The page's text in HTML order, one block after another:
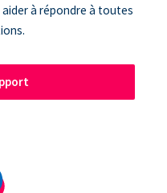
à répondre à toutes